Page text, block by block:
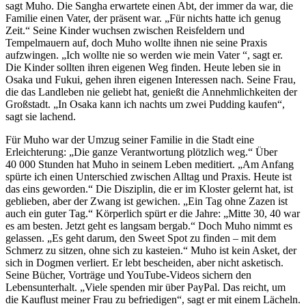
sagt Muho. Die Sangha erwartete einen Abt, der immer da war, die
Familie einen Vater, der präsent war. „Für nichts hatte ich genug
Zeit.“ Seine Kinder wuchsen zwischen Reisfeldern und
Tempelmauern auf, doch Muho wollte ihnen nie seine Praxis
aufzwingen. „Ich wollte nie so werden wie mein Vater “, sagt er.
Die Kinder sollten ihren eigenen Weg finden. Heute leben sie in
Osaka und Fukui, gehen ihren eigenen Interessen nach. Seine Frau,
die das Landleben nie geliebt hat, genießt die Annehmlichkeiten der
Großstadt. „In Osaka kann ich nachts um zwei Pudding kaufen“,
sagt sie lachend.
Für Muho war der Umzug seiner Familie in die Stadt eine
Erleichterung: „Die ganze Verantwortung plötzlich weg.“ Über
40 000 Stunden hat Muho in seinem Leben meditiert. „Am Anfang
spürte ich einen Unterschied zwischen Alltag und Praxis. Heute ist
das eins geworden.“ Die Disziplin, die er im Kloster gelernt hat, ist
geblieben, aber der Zwang ist gewichen. „Ein Tag ohne Zazen ist
auch ein guter Tag.“ Körperlich spürt er die Jahre: „Mitte 30, 40 war
es am besten. Jetzt geht es langsam bergab.“ Doch Muho nimmt es
gelassen. „Es geht darum, den Sweet Spot zu finden – mit dem
Schmerz zu sitzen, ohne sich zu kasteien.“ Muho ist kein Asket, der
sich in Dogmen verliert. Er lebt bescheiden, aber nicht asketisch.
Seine Bücher, Vorträge und YouTube-Videos sichern den
Lebensunterhalt. „Viele spenden mir über PayPal. Das reicht, um
die Kauflust meiner Frau zu befriedigen“, sagt er mit einem Lächeln.